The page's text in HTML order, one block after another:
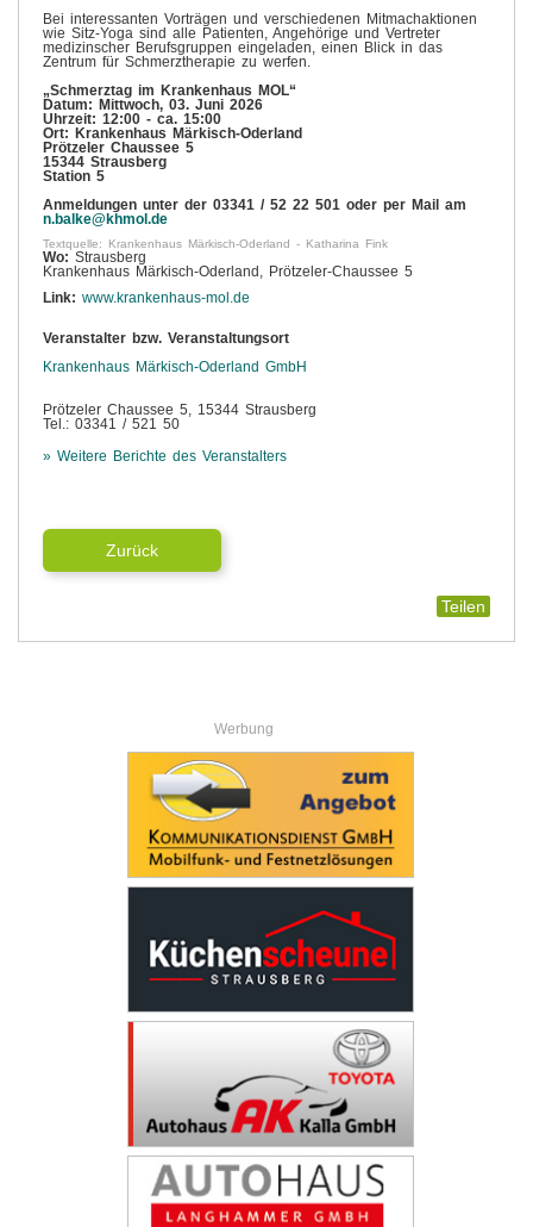
Bei interessanten Vorträgen und verschiedenen Mitmachaktionen
wie Sitz-Yoga sind alle Patienten, Angehörige und Vertreter
medizinscher Berufsgruppen eingeladen, einen Blick in das
Zentrum für Schmerztherapie zu werfen.
„Schmerztag im Krankenhaus MOL“
Datum: Mittwoch, 03. Juni 2026
Uhrzeit: 12:00 - ca. 15:00
Ort: Krankenhaus Märkisch-Oderland
Prötzeler Chaussee 5
15344 Strausberg
Station 5
Anmeldungen unter der 03341 / 52 22 501 oder per Mail am
n.balke@khmol.de
Textquelle: Krankenhaus Märkisch-Oderland - Katharina Fink
Wo: Strausberg
Krankenhaus Märkisch-Oderland, Prötzeler-Chaussee 5
Link: www.krankenhaus-mol.de
Veranstalter bzw. Veranstaltungsort
Krankenhaus Märkisch-Oderland GmbH
Prötzeler Chaussee 5, 15344 Strausberg
Tel.: 03341 / 521 50
» Weitere Berichte des Veranstalters
Zurück
Teilen
Werbung